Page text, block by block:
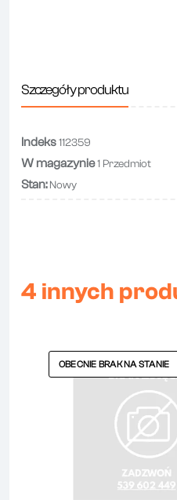
Szczegóły produktu
Indeks112359
W magazynie1 Przedmiot
Stan: Nowy
4 innych
OBECNIE BRAK NA STANIE